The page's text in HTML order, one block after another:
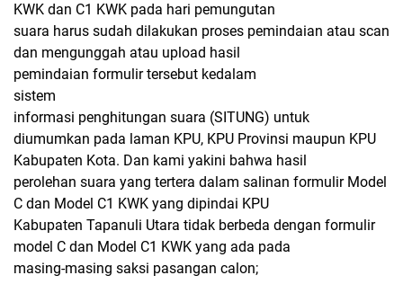
KWK dan C1 KWK pada hari pemungutan
suara harus sudah dilakukan proses pemindaian atau scan
dan mengunggah atau upload hasil
pemindaian formulir tersebut kedalam
sistem
informasi penghitungan suara (SITUNG) untuk
diumumkan pada laman KPU, KPU Provinsi maupun KPU
Kabupaten Kota. Dan kami yakini bahwa hasil
perolehan suara yang tertera dalam salinan formulir Model
C dan Model C1 KWK yang dipindai KPU
Kabupaten Tapanuli Utara tidak berbeda dengan formulir
model C dan Model C1 KWK yang ada pada
masing-masing saksi pasangan calon;